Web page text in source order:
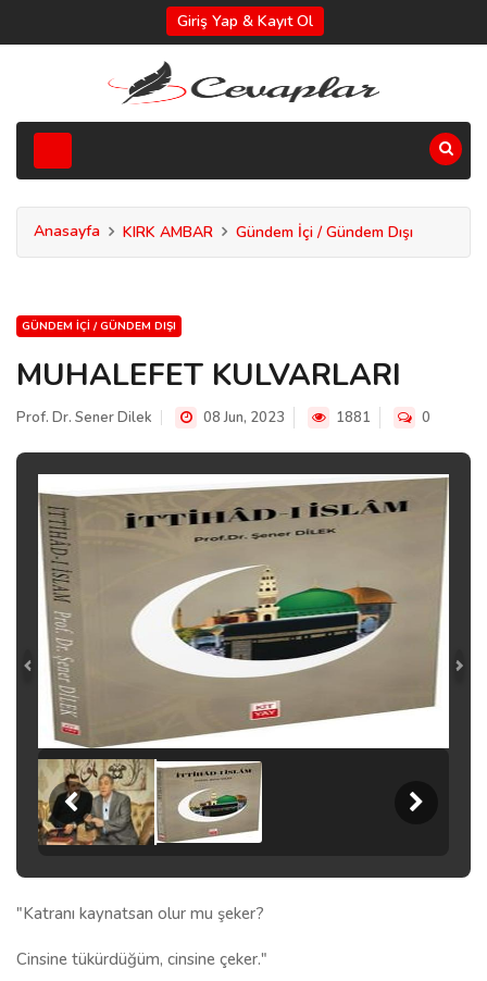
Giriş Yap & Kayıt Ol
Anasayfa KIRK AMBAR Gündem İçi / Gündem Dışı
GÜNDEM İÇI / GÜNDEM DIŞI
MUHALEFET KULVARLARI
Prof. Dr. Sener Dilek 08 Jun, 2023 1881 0
"Katranı kaynatsan olur mu şeker?
Cinsine tükürdüğüm, cinsine çeker."